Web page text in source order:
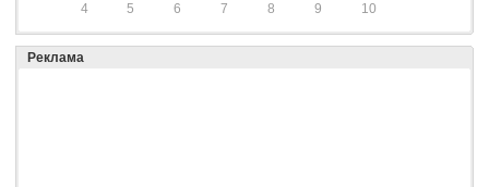
4
5 6 7 8 9 10
Реклама